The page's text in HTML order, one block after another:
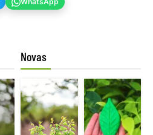
Novas